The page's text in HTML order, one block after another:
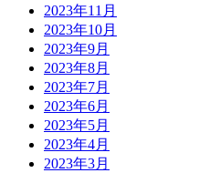
2023年11月
2023年10月
2023年9月
2023年8月
2023年7月
2023年6月
2023年5月
2023年4月
2023年3月